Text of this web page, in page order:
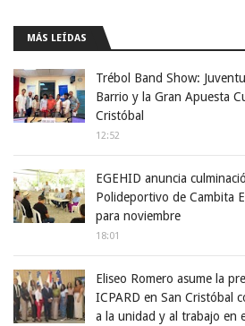
MÁS LEÍDAS
Trébol Band Show:
Barrio y la Gran Apuesta
Cristóbal
12:52
EGEHID anuncia
Polideportivo de Cambita
para noviembre
18:01
Eliseo Romero asume la
ICPARD en San Cristóbal
a la unidad y al trabajo en